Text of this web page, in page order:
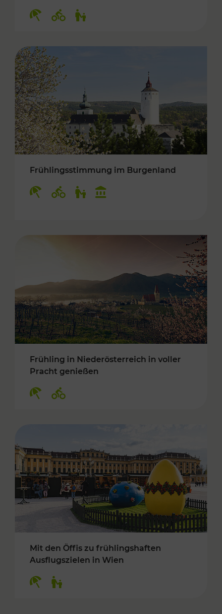
Frühlingsstimmung im Burgenland
Frühling in Niederösterreich in voller
Pracht genießen
Mit den Öffis zu frühlingshaften
Ausflugszielen in Wien